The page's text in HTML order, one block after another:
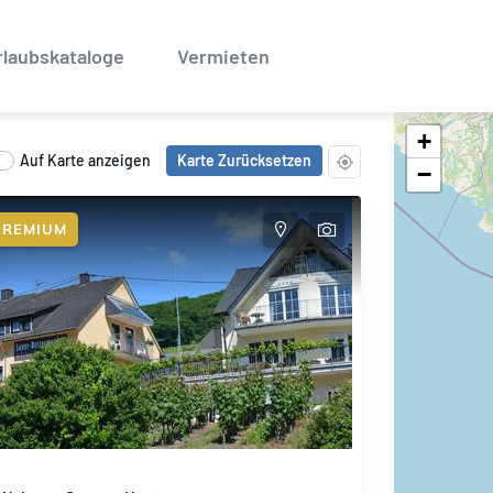
Vermieten
Auf Karte anzeigen Karte Zurücksetzen
+
−